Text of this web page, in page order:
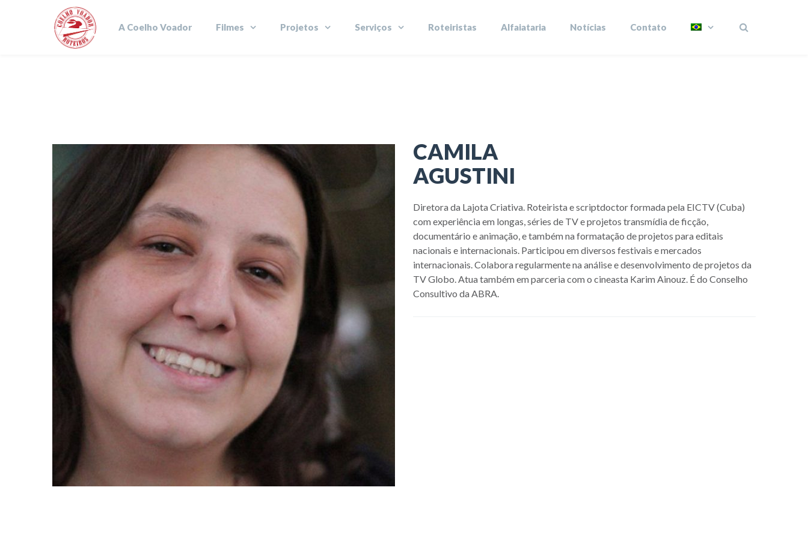
A Coelho Voador Filmes Projetos Serviços Roteiristas Alfaiataria Notícias Contato
CAMILA
AGUSTINI
Diretora da Lajota Criativa. Roteirista e scriptdoctor formada pela EICTV (Cuba)
com experiência em longas, séries de TV e projetos transmídia de ficção,
documentário e animação, e também na formatação de projetos para editais
nacionais e internacionais. Participou em diversos festivais e mercados
internacionais. Colabora regularmente na análise e desenvolvimento de projetos da
TV Globo. Atua também em parceria com o cineasta Karim Ainouz. É do Conselho
Consultivo da ABRA.